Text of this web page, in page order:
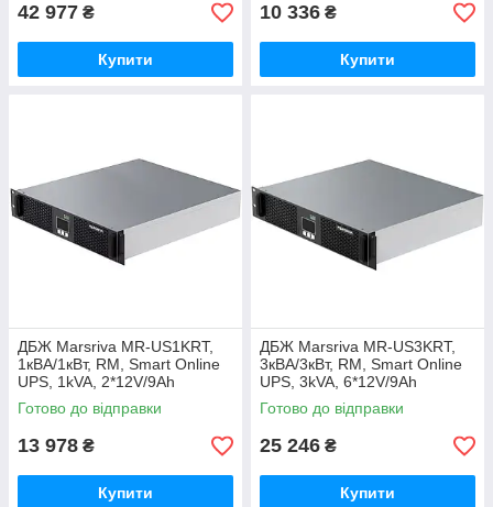
42 977 ₴
Купити
10 336 ₴
Купити
ДБЖ Marsriva MR-US1KRT,
1кВА/1кВт, RM, Smart Online
UPS, 1kVA, 2*12V/9Ah
Готово до відправки
13 978 ₴
Купити
ДБЖ Marsriva MR-US3KRT,
3кВА/3кВт, RM, Smart Online
UPS, 3kVA, 6*12V/9Ah
Готово до відправки
25 246 ₴
Купити